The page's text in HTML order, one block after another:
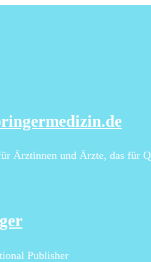
Ärztinnen und Ärzte, das für
Publisher